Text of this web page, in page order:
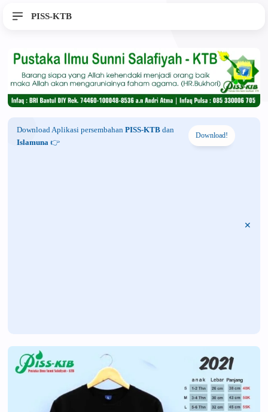
PISS-KTB
Download Aplikasi persembahan PISS-KTB dan
Islamuna 👉
Download!